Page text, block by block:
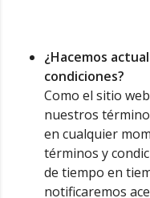
¿Hacemos
condiciones?
Como el sitio
nuestros
en cualquier
términos y
de tiempo en
notificaremos